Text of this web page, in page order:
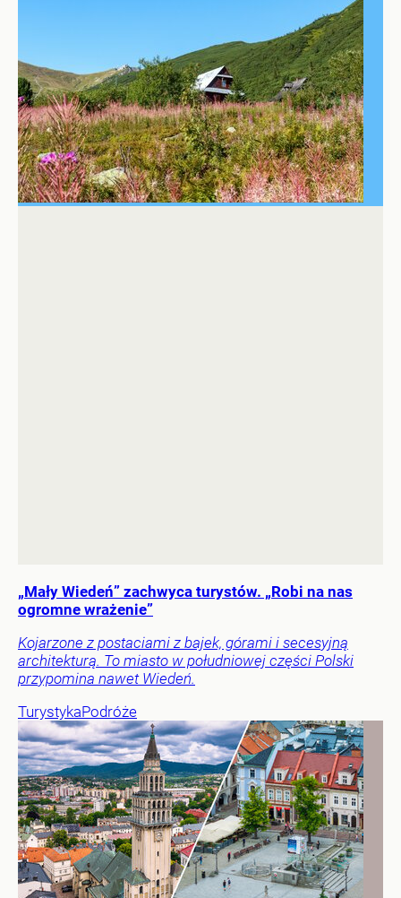
„Mały Wiedeń” zachwyca turystów. „Robi na nas
ogromne wrażenie”
Kojarzone z postaciami z bajek, górami i secesyjną
architekturą. To miasto w południowej części Polski
przypomina nawet Wiedeń.
TurystykaPodróże